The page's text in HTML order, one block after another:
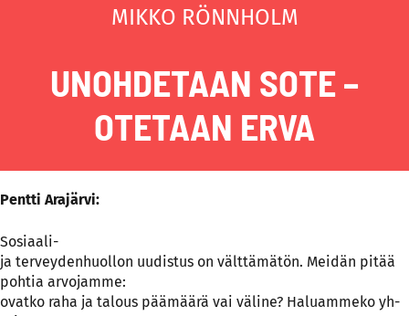
MIKKO RÖNNHOLM
UNOHDETAAN SOTE –
OTETAAN ERVA
Pentti Arajärvi:
So­siaa­li-
ja ter­vey­den­huol­lon uu­dis­tus on vält­tä­mä­tön. Mei­dän pi­tää
poh­tia ar­vo­jam­me:
ovat­ko ra­ha ja ta­lous pää­mää­rä vai vä­li­ne? Ha­luam­me­ko yh­